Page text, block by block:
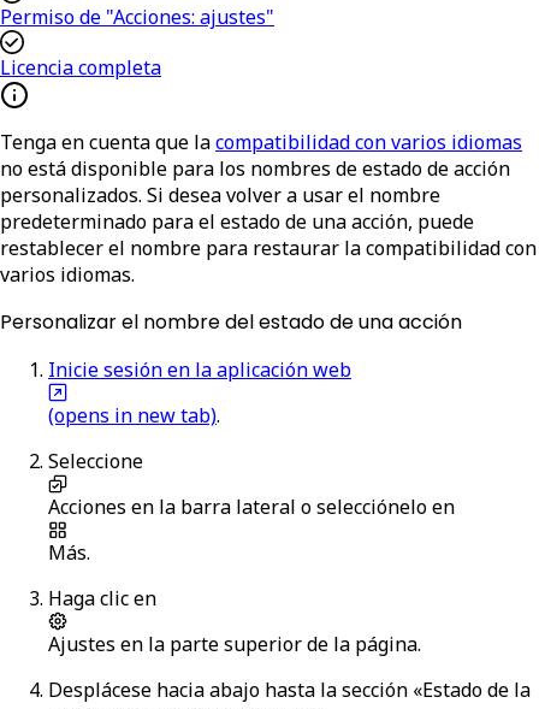
Permiso de "Acciones: ajustes"
Licencia completa
Tenga en cuenta que lacompatibilidad con varios idiomas
no está disponible para los nombres de estado de acción
personalizados. Si desea volver a usar el nombre
predeterminado para el estado de una acción, puede
restablecer el nombre para restaurar la compatibilidad con
varios idiomas.
Personalizar el nombre del estado de una acción
Inicie sesión en la aplicación web
(opens in new tab).
Seleccione
Acciones en la barra lateral o selecciónelo en
Más.
Haga clic en
Ajustes en la parte superior de la página.
Desplácese hacia abajo hasta la sección «Estado de la